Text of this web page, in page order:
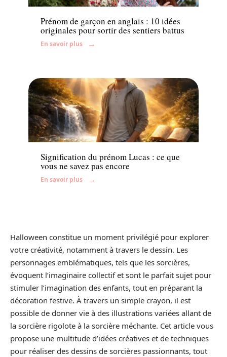
Prénom de garçon en anglais : 10 idées
originales pour sortir des sentiers battus
En savoir plus
Enfant
Signification du prénom Lucas : ce que
vous ne savez pas encore
En savoir plus
Halloween constitue un moment privilégié pour explorer
votre créativité, notamment à travers le dessin. Les
personnages emblématiques, tels que les sorcières,
évoquent l’imaginaire collectif et sont le parfait sujet pour
stimuler l’imagination des enfants, tout en préparant la
décoration festive. À travers un simple crayon, il est
possible de donner vie à des illustrations variées allant de
la sorcière rigolote à la sorcière méchante. Cet article vous
propose une multitude d’idées créatives et de techniques
pour réaliser des dessins de sorcières passionnants, tout